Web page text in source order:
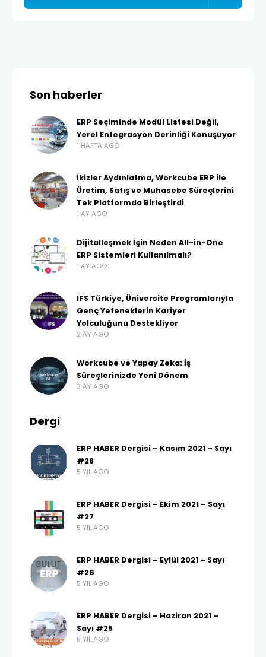
Son haberler
ERP Seçiminde Modül Listesi Değil,
Yerel Entegrasyon Derinliği Konuşuyor
1 HAFTA AGO
İkizler Aydınlatma, Workcube ERP ile
Üretim, Satış ve Muhasebe Süreçlerini
Tek Platformda Birleştirdi
1 AY AGO
Dijitalleşmek İçin Neden All-in-One
ERP Sistemleri Kullanılmalı?
1 AY AGO
IFS Türkiye, Üniversite Programlarıyla
Genç Yeteneklerin Kariyer
Yolculuğunu Destekliyor
2 AY AGO
Workcube ve Yapay Zeka: İş
Süreçlerinizde Yeni Dönem
3 AY AGO
Dergi
ERP HABER Dergisi – Kasım 2021 – Sayı
#28
5 YIL AGO
ERP HABER Dergisi – Ekim 2021 – Sayı
#27
5 YIL AGO
ERP HABER Dergisi – Eylül 2021 – Sayı
#26
5 YIL AGO
ERP HABER Dergisi – Haziran 2021 –
Sayı #25
5 YIL AGO